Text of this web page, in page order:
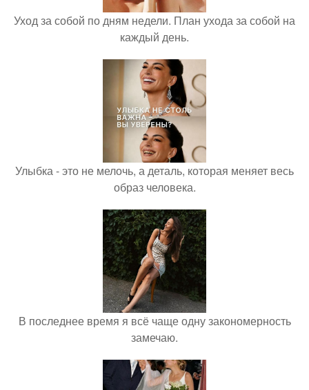
Уход за собой по дням недели. План ухода за собой на
каждый день.
Улыбка - это не мелочь, а деталь, которая меняет весь
образ человека.
В последнее время я всё чаще одну закономерность
замечаю.